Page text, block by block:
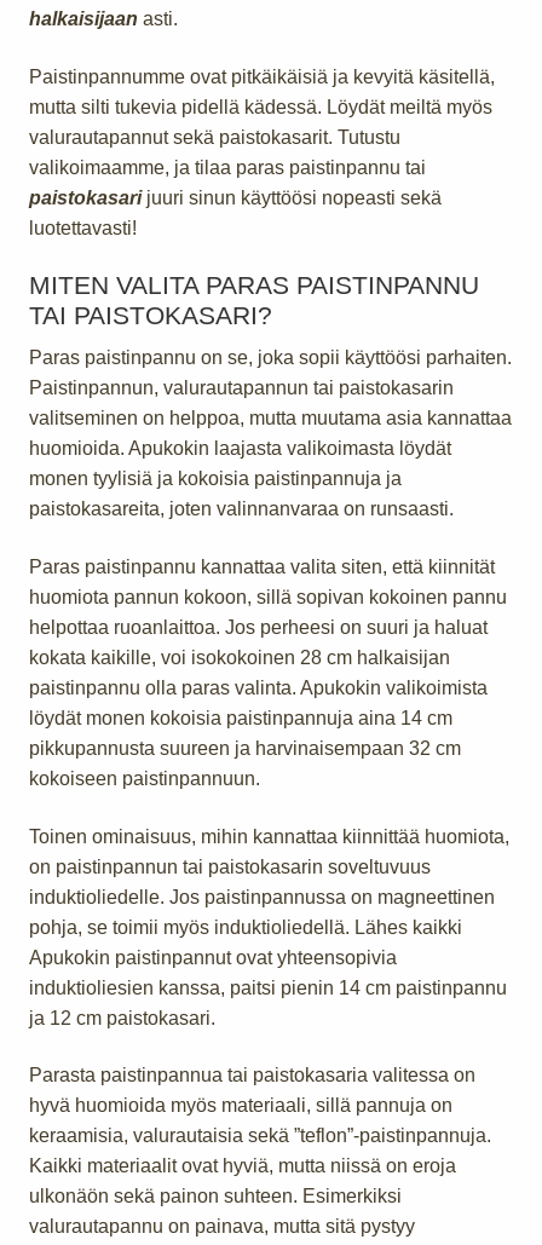
halkaisijaan asti.
Paistinpannumme ovat pitkäikäisiä ja kevyitä käsitellä,
mutta silti tukevia pidellä kädessä. Löydät meiltä myös
valurautapannut sekä paistokasarit. Tutustu
valikoimaamme, ja tilaa paras paistinpannu tai
paistokasarijuuri sinun käyttöösi nopeasti sekä
luotettavasti!
MITEN VALITA PARAS PAISTINPANNU
TAI PAISTOKASARI?
Paras paistinpannu on se, joka sopii käyttöösi parhaiten.
Paistinpannun, valurautapannun tai paistokasarin
valitseminen on helppoa, mutta muutama asia kannattaa
huomioida. Apukokin laajasta valikoimasta löydät
monen tyylisiä ja kokoisia paistinpannuja ja
paistokasareita, joten valinnanvaraa on runsaasti.
Paras paistinpannu kannattaa valita siten, että kiinnität
huomiota pannun kokoon, sillä sopivan kokoinen pannu
helpottaa ruoanlaittoa. Jos perheesi on suuri ja haluat
kokata kaikille, voi isokokoinen 28 cm halkaisijan
paistinpannu olla paras valinta. Apukokin valikoimista
löydät monen kokoisia paistinpannuja aina 14 cm
pikkupannusta suureen ja harvinaisempaan 32 cm
kokoiseen paistinpannuun.
Toinen ominaisuus, mihin kannattaa kiinnittää huomiota,
on paistinpannun tai paistokasarin soveltuvuus
induktioliedelle. Jos paistinpannussa on magneettinen
pohja, se toimii myös induktioliedellä. Lähes kaikki
Apukokin paistinpannut ovat yhteensopivia
induktioliesien kanssa, paitsi pienin 14 cm paistinpannu
ja 12 cm paistokasari.
Parasta paistinpannua tai paistokasaria valitessa on
hyvä huomioida myös materiaali, sillä pannuja on
keraamisia, valurautaisia sekä ”teflon”-paistinpannuja.
Kaikki materiaalit ovat hyviä, mutta niissä on eroja
ulkonäön sekä painon suhteen. Esimerkiksi
valurautapannu on painava, mutta sitä pystyy